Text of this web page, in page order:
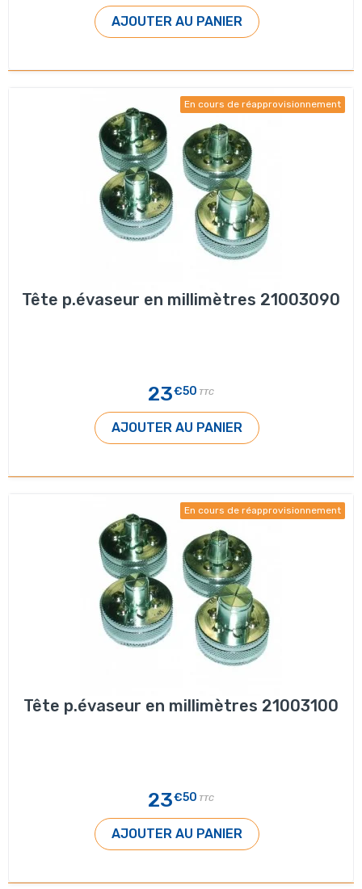
AJOUTER AU PANIER
En cours de réapprovisionnement
Tête p.évaseur en millimètres 21003090
23€50 TTC
AJOUTER AU PANIER
En cours de réapprovisionnement
Tête p.évaseur en millimètres 21003100
23€50 TTC
AJOUTER AU PANIER